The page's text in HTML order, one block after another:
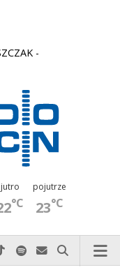
-
jutro
°C
pojutrze
23°C
do nas zadzwoń
na Facebook-u
nas na Xnas na Instagram-ie
Odwiedź nas na TikTok-u
Szukaj nas na Spotify
Wyślij do nas
Szukaj